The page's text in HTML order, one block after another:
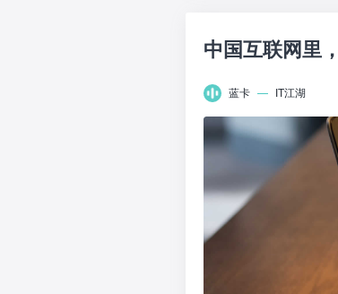
中国互联网里
蓝卡 — IT江湖